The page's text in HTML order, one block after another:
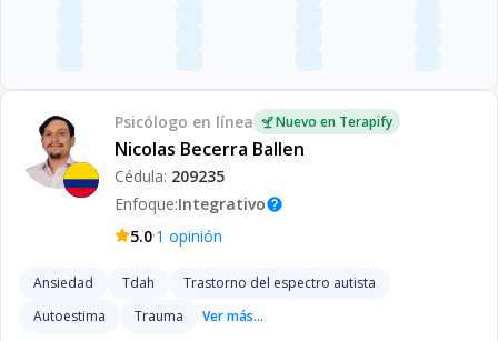
Psicólogo en línea Nuevo en Terapify
Nicolas Becerra Ballen
Cédula: 209235
Enfoque:Integrativohelp
5.0·1 opinión
Ansiedad Tdah
Trastorno del espectro autista
Autoestima
Trauma Ver más...